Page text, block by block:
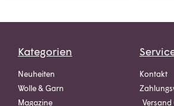
Kategorien
Neuheiten
Wolle & Garn
Magazine
Kontakt
Versand